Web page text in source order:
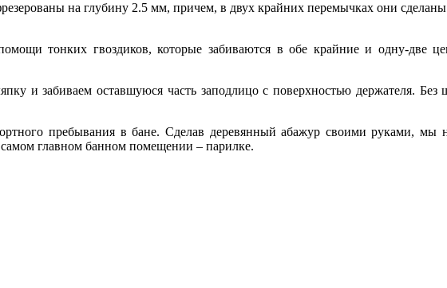
на глубину 2.5 мм, причем, в двух крайних перемычках они
тонких гвоздиков, которые забиваются в обе крайние и одну-две
и забиваем оставшуюся часть заподлицо с поверхностью держателя.
пребывания в бане. Сделав деревянный абажур своими руками, мы
главном банном помещении – парилке.